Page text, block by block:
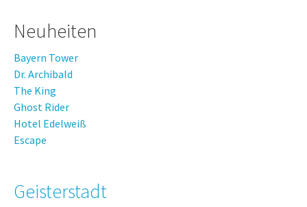
Neuheiten
Bayern Tower
Dr. Archibald
The King
Ghost Rider
Hotel Edelweiß
Escape
Geisterstadt